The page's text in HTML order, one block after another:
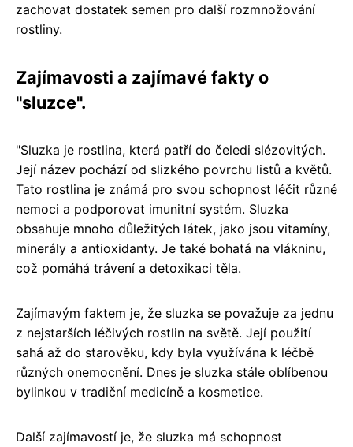
zachovat dostatek semen pro další rozmnožování
rostliny.
Zajímavosti a zajímavé fakty o
"sluzce".
"Sluzka je rostlina, která patří do čeledi slézovitých.
Její název pochází od slizkého povrchu listů a květů.
Tato rostlina je známá pro svou schopnost léčit různé
nemoci a podporovat imunitní systém. Sluzka
obsahuje mnoho důležitých látek, jako jsou vitamíny,
minerály a antioxidanty. Je také bohatá na vlákninu,
což pomáhá trávení a detoxikaci těla.
Zajímavým faktem je, že sluzka se považuje za jednu
z nejstarších léčivých rostlin na světě. Její použití
sahá až do starověku, kdy byla využívána k léčbě
různých onemocnění. Dnes je sluzka stále oblíbenou
bylinkou v tradiční medicíně a kosmetice.
Další zajímavostí je, že sluzka má schopnost